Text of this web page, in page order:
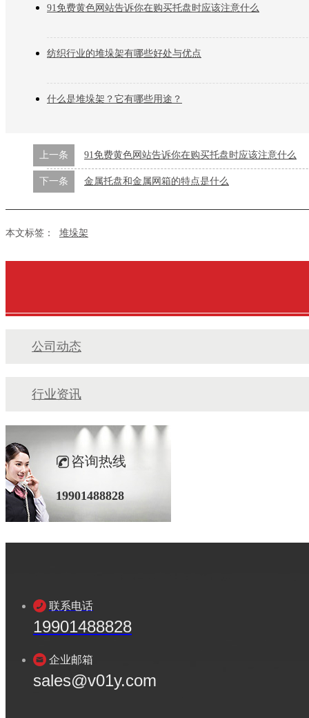
91免费黄色网站告诉你在购买托盘时应该注意什么
纺织行业的堆垛架有哪些好处与优点
什么是堆垛架？它有哪些用途？
上一条 91免费黄色网站告诉你在购买托盘时应该注意什么
下一条 金属托盘和金属网箱的特点是什么
本文标签： 堆垛架
公司动态
行业资讯
咨询热线
19901488828
联系电话
19901488828
企业邮箱
sales@v01y.com